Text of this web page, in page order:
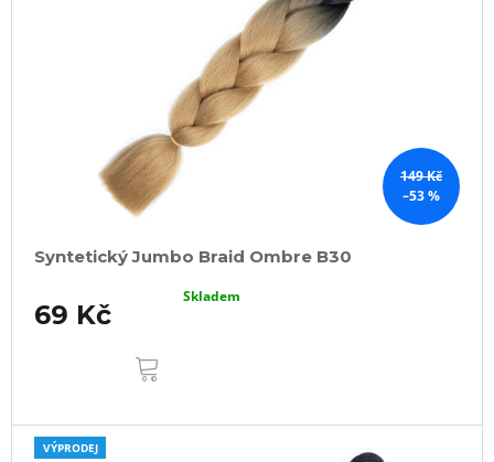
149 Kč
–53 %
Syntetický Jumbo Braid Ombre B30
69 Kč
Skladem
VÝPRODEJ